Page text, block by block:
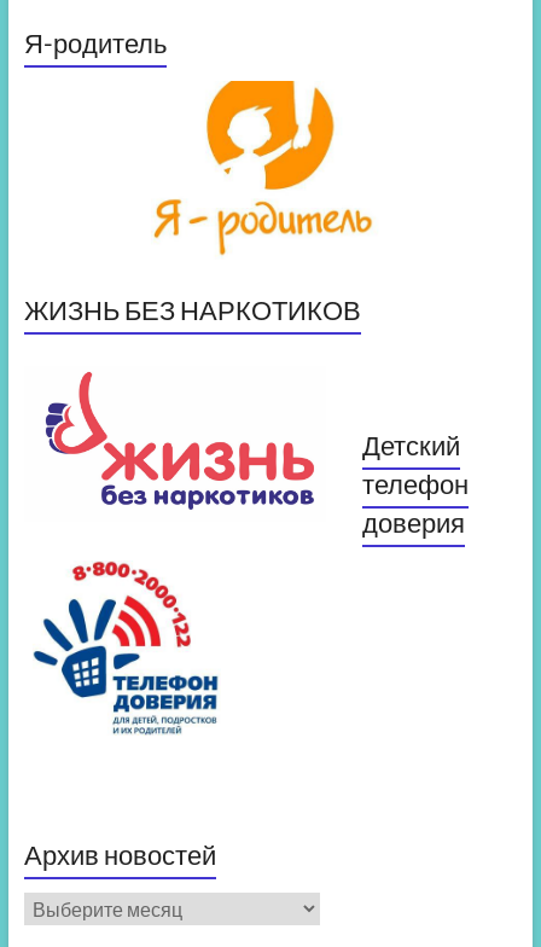
Я-родитель
ЖИЗНЬ БЕЗ НАРКОТИКОВ
Детский
телефон
доверия
Архив новостей
Архив
новостей